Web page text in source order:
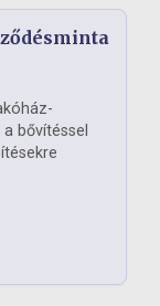
bővítéssel